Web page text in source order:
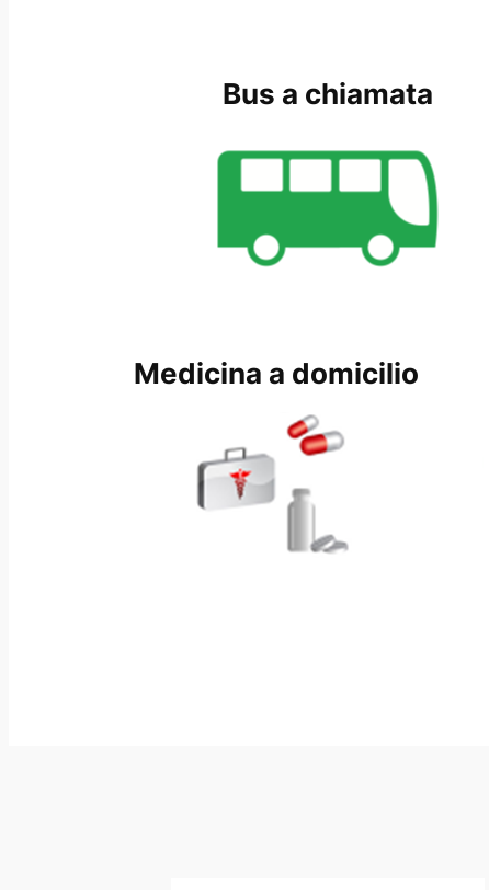
Bus a chiamata
Medicina a domicilio